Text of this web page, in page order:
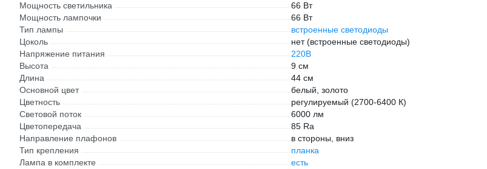
Мощность светильника
66 Вт
Мощность лампочки
66 Вт
Тип лампы
встроенные светодиоды
Цоколь
нет (встроенные светодиоды)
Напряжение питания
220В
Высота
9 см
Длина
44 см
Основной цвет
белый, золото
Цветность
регулируемый (2700-6400 К)
Световой поток
6000 лм
Цветопередача
85 Ra
Направление плафонов
в стороны, вниз
Тип крепления
планка
Лампа в комплекте
есть